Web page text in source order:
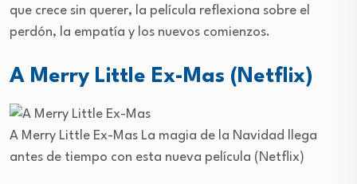
que crece sin querer, la película reflexiona sobre el
perdón, la empatía y los nuevos comienzos.
A Merry Little Ex-Mas (Netflix)
A Merry Little Ex-Mas La magia de la Navidad llega
antes de tiempo con esta nueva película (Netflix)